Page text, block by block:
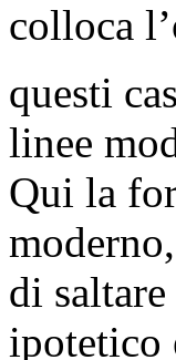
colloca
questi
linee
Qui la
di
ipotetico